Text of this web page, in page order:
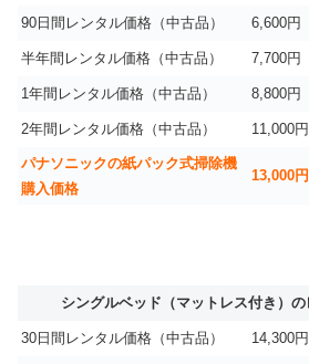
90日間レンタル価格（中古品） 6,600円
半年間レンタル価格（中古品） 7,700円
1年間レンタル価格（中古品） 8,800円
2年間レンタル価格（中古品） 11,000円
パナソニックの紙パック式掃除機
購入価格
13,000
シングルベッド（マットレス付き）
30日間レンタル価格（中古品） 14,300円